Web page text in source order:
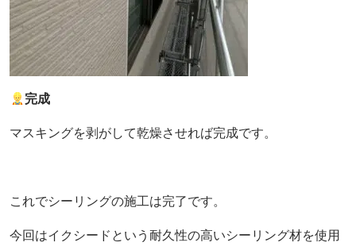
完成
マスキングを剥がして乾燥させれば完成です。
これでシーリングの施工は完了です。
今回はイクシードという耐久性の高いシーリング材を使用